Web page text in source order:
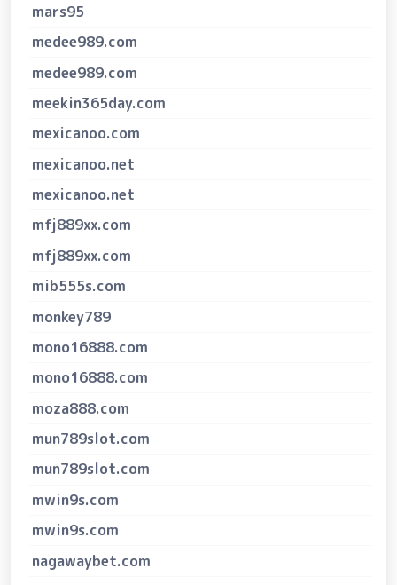
mars95
medee989.com
medee989.com
meekin365day.com
mexicanoo.com
mexicanoo.net
mexicanoo.net
mfj889xx.com
mfj889xx.com
mib555s.com
monkey789
mono16888.com
mono16888.com
moza888.com
mun789slot.com
mun789slot.com
mwin9s.com
mwin9s.com
nagawaybet.com